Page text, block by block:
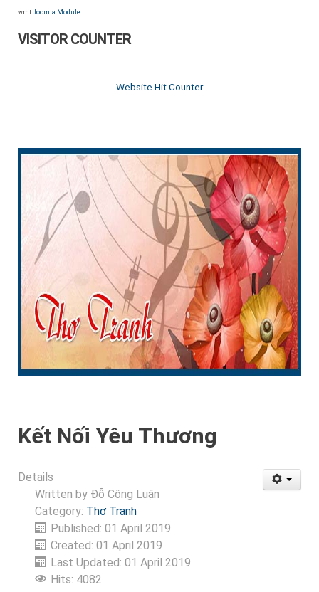
wmt Joomla Module
VISITOR COUNTER
Website Hit Counter
Kết Nối Yêu Thương
Details
Written by Đỗ Công Luận
Category: Thơ Tranh
Published: 01 April 2019
Created: 01 April 2019
Last Updated: 01 April 2019
Hits: 4082